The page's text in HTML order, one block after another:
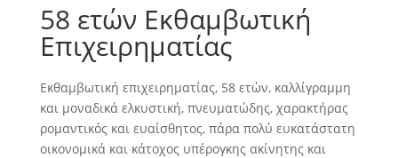
58 ετών Εκθαμβωτική
Επιχειρηματίας
Εκθαμβωτική επιχειρηματίας, 58 ετών, καλλίγραμμη
και μοναδικά ελκυστική, πνευματώδης, χαρακτήρας
ρομαντικός και ευαίσθητος, πάρα πολύ ευκατάστατη
οικονομικά και κάτοχος υπέρογκης ακίνητης και